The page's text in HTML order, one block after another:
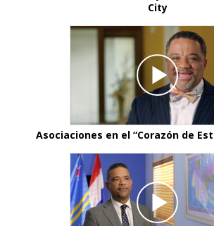
City
Asociaciones en el “Corazón de